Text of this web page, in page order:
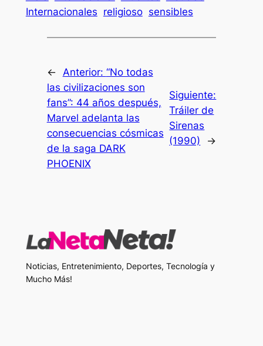
Internacionales religioso sensibles
← Anterior: “No todas
las civilizaciones son
fans”: 44 años después,
Marvel adelanta las
consecuencias cósmicas
de la saga DARK
PHOENIX
Siguiente:
Tráiler de
Sirenas
(1990)
→
Noticias, Entretenimiento, Deportes, Tecnología y
Mucho Más!